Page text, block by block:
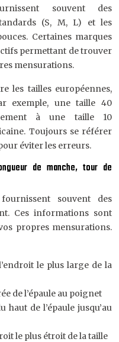
souvent des
(S, M, L) et les
Certaines marques
permettant de trouver
mensurations.
les tailles européennes,
exemple, une taille 40
à une taille 10
Toujours se référer
éviter les erreurs.
de manche, tour de
souvent des
Ces informations sont
propres mensurations.
le plus large de la
de l’épaule au poignet
de l’épaule jusqu’au
le plus étroit de la taille